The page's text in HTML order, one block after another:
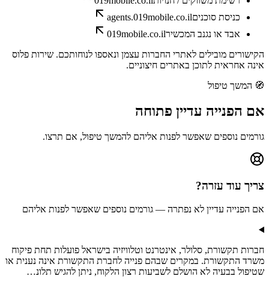
כניסת סוכניםagents.019mobile.co.il
אבד או נגנב המכשיר019mobile.co.il
הקישורים מובילים לאתרי החברות עצמן ונאספו לנוחותכם. שירות פלוס
אינה אחראית לתוכן באתרים חיצוניים.
🧭 המשך טיפול
אם הפנייה עדיין פתוחה
גורמים נוספים שאפשר לפנות אליהם להמשך טיפול, אם תרצו.
צריך עוד עזרה?
אם הפנייה עדיין לא נפתרה — גורמים נוספים שאפשר לפנות אליהם
חברות תקשורת, סלולר, אינטרנט וטלוויזיה בישראל פועלות תחת פיקוח
משרד התקשורת. במקרים שבהם פנייה לחברת התקשורת אינה נענית או
שטיפול בבעיה לא הושלם לשביעות רצון הלקוח, ניתן להגיש תלונ…